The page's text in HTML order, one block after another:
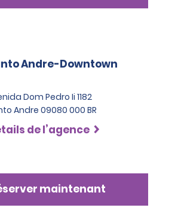
Andre-Downtown
Dom Pedro Ii 1182
Andre 09080 000 BR
de l’agence
maintenant